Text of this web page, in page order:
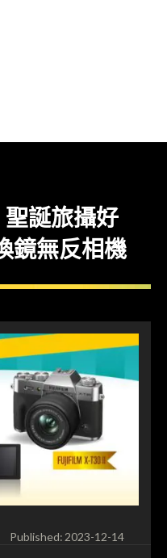
聖誕旅攝好
鏡無反相機
Published: 2023-12-14